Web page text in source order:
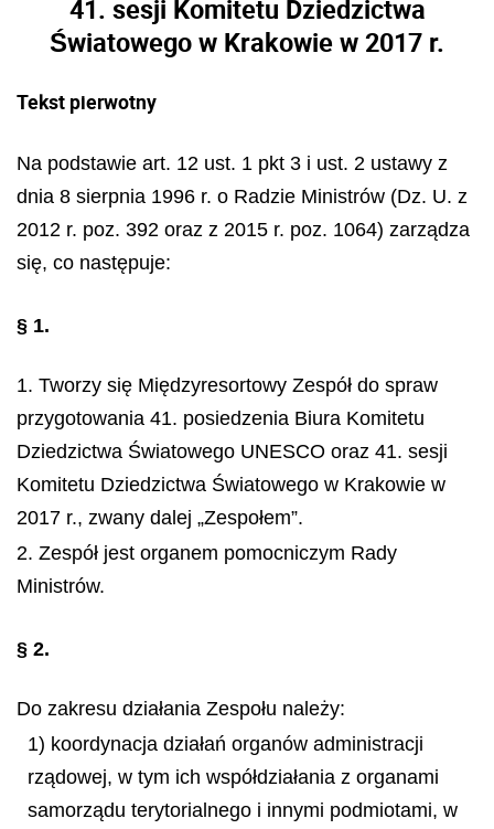
41. sesji Komitetu Dziedzictwa
Światowego w Krakowie w 2017 r.
Tekst pierwotny
Na podstawie art. 12 ust. 1 pkt 3 i ust. 2 ustawy z
dnia 8 sierpnia 1996 r. o Radzie Ministrów (Dz. U. z
2012 r. poz. 392 oraz z 2015 r. poz. 1064) zarządza
się, co następuje:
§ 1.
1. Tworzy się Międzyresortowy Zespół do spraw
przygotowania 41. posiedzenia Biura Komitetu
Dziedzictwa Światowego UNESCO oraz 41. sesji
Komitetu Dziedzictwa Światowego w Krakowie w
2017 r., zwany dalej „Zespołem”.
2. Zespół jest organem pomocniczym Rady
Ministrów.
§ 2.
Do zakresu działania Zespołu należy:
1) koordynacja działań organów administracji
rządowej, w tym ich współdziałania z organami
samorządu terytorialnego i innymi podmiotami, w